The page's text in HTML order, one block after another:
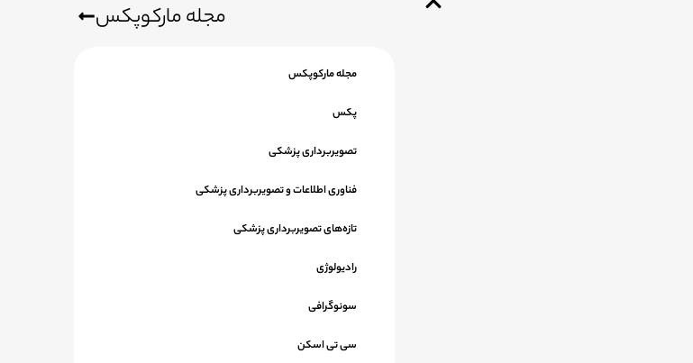
مجله مارکوپکس
مجله مارکوپکس
پکس
تصویربرداری پزشکی
فناوری اطلاعات و تصویربرداری پزشکی
تازه‌های تصویربرداری پزشکی
رادیولوژی
سونوگرافی
سی تی اسکن